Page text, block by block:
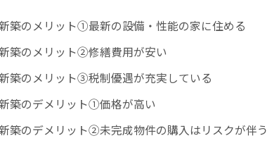
築のメリット①最新の設備・性能の家に住める
築のメリット②修繕費用が安い
築のメリット③税制優遇が充実している
築のデメリット①価格が高い
築のデメリット②未完成物件の購入はリスクが伴う